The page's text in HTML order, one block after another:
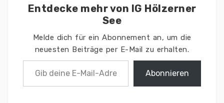
Entdecke mehr von IG Hölzerner
See
Melde dich für ein Abonnement an, um die
neuesten Beiträge per E-Mail zu erhalten.
Gib deine E-Mail-Adresse ein ...
Abonnieren